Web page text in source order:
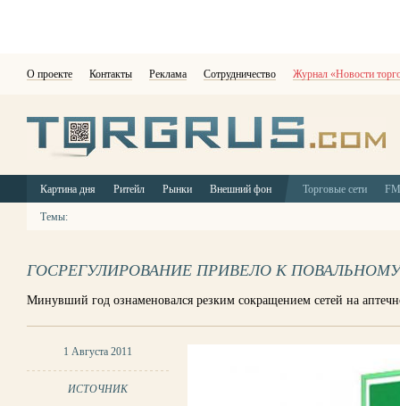
О проекте Контакты Реклама Сотрудничество Журнал «Новости
Картина дня Ритейл Рынки Внешний фон Торговые сети
Темы:
ГОСРЕГУЛИРОВАНИЕ ПРИВЕЛО К
Минувший год ознаменовался резким сокращением сетей на
1 Августа 2011
ИСТОЧНИК